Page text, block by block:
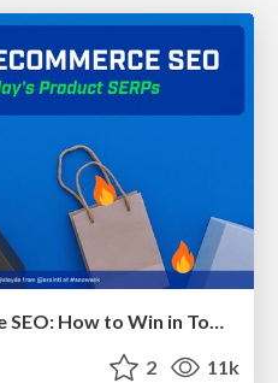
The State of eCommerce SEO: How to Win in Today's Products SERPs - #SEOweek
2 11k